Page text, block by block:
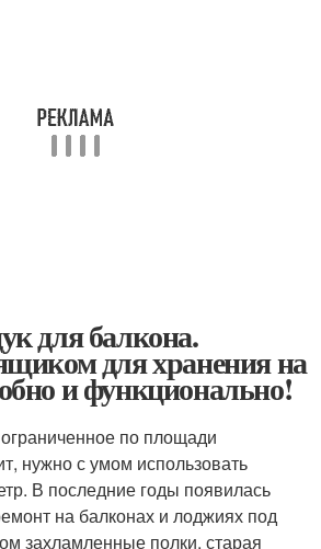
для балкона.
для хранения на
и функционально!
по площади
нужно с умом использовать
В последние годы появилась
на балконах и лоджиях под
захламленные полки, старая